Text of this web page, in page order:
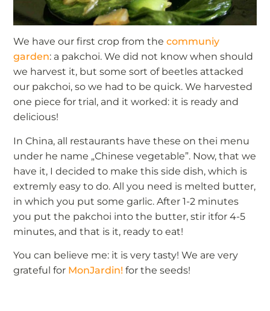
We have our first crop from thecommuniy
garden: a pakchoi. We did not know when should
we harvest it, but some sort of beetles attacked
our pakchoi, so we had to be quick. We harvested
one piece for trial, and it worked: it is ready and
delicious!
In China, all restaurants have these on thei menu
under he name „Chinese vegetable”. Now, that we
have it, I decided to make this side dish, which is
extremly easy to do. All you need is melted butter,
in which you put some garlic. After 1-2 minutes
you put the pakchoi into the butter, stir itfor 4-5
minutes, and that is it, ready to eat!
You can believe me: it is very tasty! We are very
grateful for MonJardin! for the seeds!